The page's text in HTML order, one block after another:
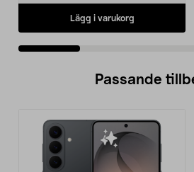
Lägg i varukorg
Passande